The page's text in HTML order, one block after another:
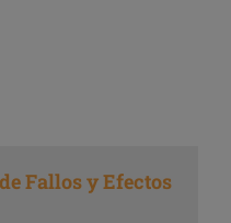
Fallos y Efectos